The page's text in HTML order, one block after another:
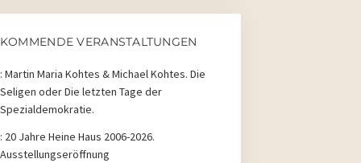
20262026 2026 2026 2026 2026 2026
KOMMENDE VERANSTALTUNGEN
: Martin Maria Kohtes & Michael Kohtes. Die
Seligen oder Die letzten Tage der
Spezialdemokratie.
: 20 Jahre Heine Haus 2006-2026.
Ausstellungseröffnung